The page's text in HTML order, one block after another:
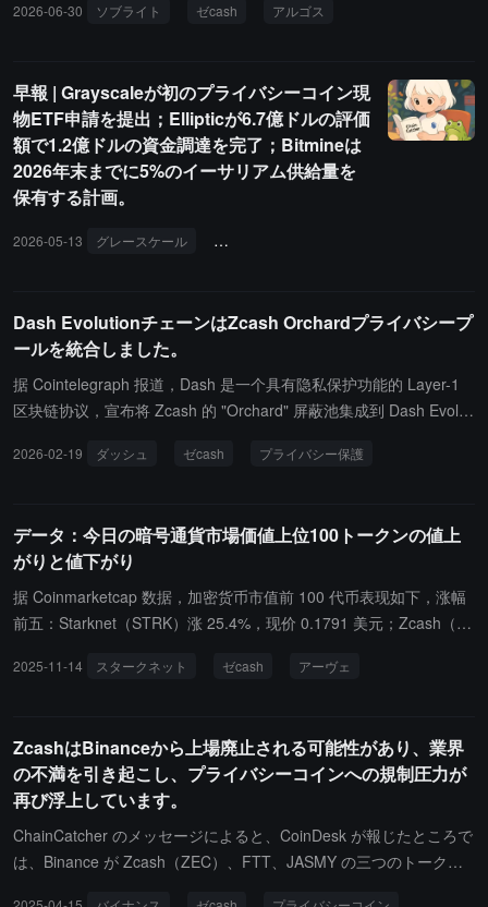
は、2022年に旧版ZEC Wallet Liteのメンテナンスが停止されたため
elle Laiは、Argosはユーザーが旧ウォレットの助記詞を保持してい
る場合に、影響を受けた資産を復元できると述べましたが、特定の
シールドアドレスにのみ関与しているため、影響を受けた規模を正
確に統計することはできません。ただし、"金額はかなりのもの"と
推定され、主に早期の長期保有者グループに集中しています。彼女
目立たないがユーザーの信頼を持続的に侵食していると述べまし
算力の集中度を下げ、ネットワークの分散化を高めるためのプライ
バシー型Zcashマイニングプールのテストも行っています。この組
織の前身のガバナンス構造は以前に大きな調整を経ており、Electric
Coin Companyの従業員は集団で退職し、新しい実体であるZcash
gmやa16zなどの機関からの支援を受け、Zcash関連の製品開発に
の可用性やインフラの安定性などの重要な痛点の解決に引き続き注
力すると述べました。
2026-06-30 ソブライト ゼcash アルゴス
早報 | Grayscaleが初のプライバシーコイン現
物ETF申請を提出；Ellipticが6.7億ドルの評価
額で1.2億ドルの資金調達を完了；Bitmineは
2026年末までに5%のイーサリアム供給量を
保有する計画。
2026-05-13 グレースケール プライバシーコイン
Dash EvolutionチェーンはZcash Orchardプライバシープ
ールを統合しました。
据 Cointelegraph 报道，Dash 是一个具有隐私保护功能的 Layer-1
区块链协议，宣布将 Zcash 的 "Orchard" 屏蔽池集成到 Dash Evoluti
能。该集成将在网络安全审计完成后上线，预计将于 3 月份推出。初
（RWA）添加 Orchard 的隐私功能。
2026-02-19 ダッシュ ゼcash プライバシー保護
データ：今日の暗号通貨市場価値上位100トークンの値上
がりと値下がり
据 Coinmarketcap 数据，加密货币市值前 100 代币表现如下，涨幅
前五：Starknet（STRK）涨 25.4%，现价 0.1791 美元；Zcash（Z
现价 76.22 美元；Monero（XMR）涨 4.04%，现价 394.36 美元；
4.22%，现价 3.23 美元；Jupiter（JUP）跌 12.64%，现价 0.2921
美元；Aerodrome Finance（AERO）跌 12.48%，现价 0.8433 美
元；Pepe（PEPE）跌 11.59%，现价 0.05181 美元。
2025-11-14 スタークネット ゼcash アーヴェ
ZcashはBinanceから上場廃止される可能性があり、業界
の不満を引き起こし、プライバシーコインへの規制圧力が
再び浮上しています。
ChainCatcher のメッセージによると、CoinDesk が報じたところで
は、Binance が Zcash（ZEC）、FTT、JASMY の三つのトークン